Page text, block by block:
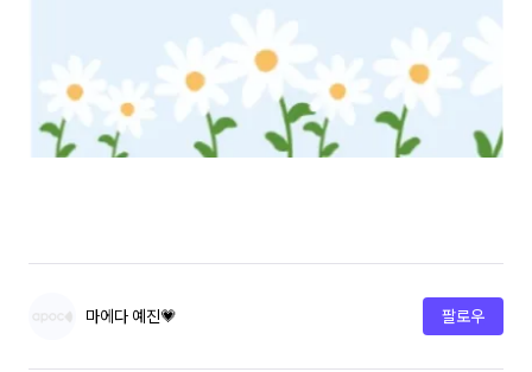
마에다 예진💗 팔로우